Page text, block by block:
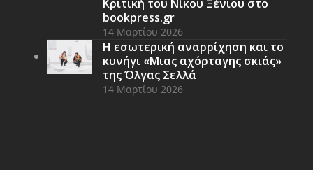
Κριτική του Νίκου Ξένιου στο
bookpress.gr
14 Μαρτίου 2026
Η εσωτερική αναρρίχηση και το
κυνήγι «Μιας αχόρταγης σκιάς»
της Όλγας Σελλά
14 Μαρτίου 2026